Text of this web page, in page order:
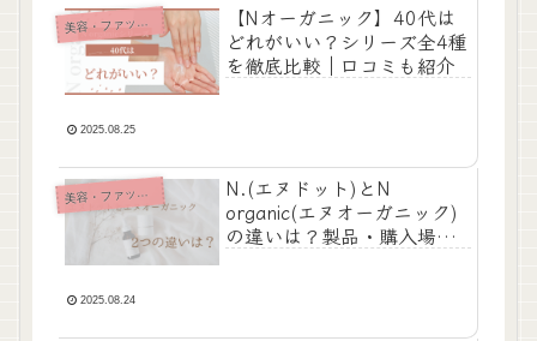
美
容・ファッション
【Nオーガニック】40代は
どれがいい？シリーズ全4種
を徹底比較｜口コミも紹介
2025.08.25
美
容・ファッション
N.(エヌドット)とN
organic(エヌオーガニック)
の違いは？製品・購入場所
2025.08.24